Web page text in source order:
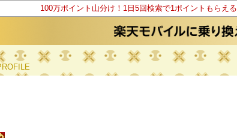
100万ポイント山分け！1日5回検索で1ポイントもらえる